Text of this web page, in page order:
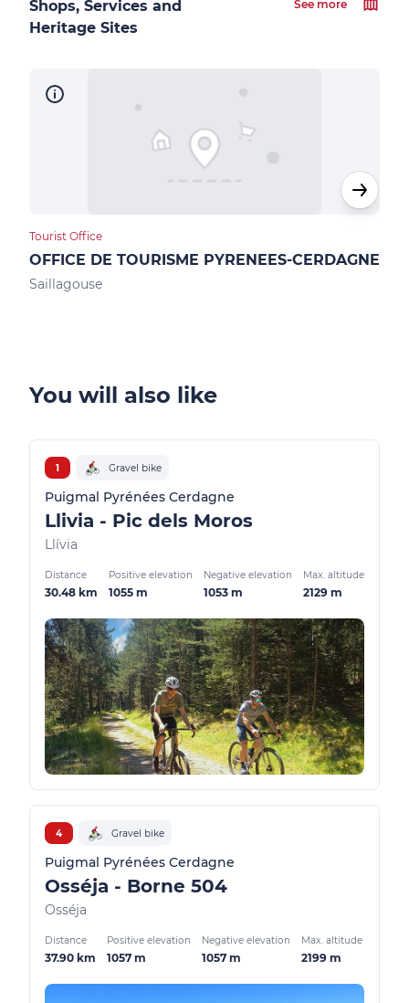
Shops, Services and
Heritage Sites
See more
Tourist Office
OFFICE DE TOURISME PYRENEES-CERDAGNE
Saillagouse
You will also like
1 Gravel bike
Puigmal Pyrénées Cerdagne
Llivia - Pic dels Moros
Llívia
Distance
30.48 km
Positive elevation
1055 m
Negative elevation
1053 m
Max. altitude
2129 m
4 Gravel bike
Puigmal Pyrénées Cerdagne
Osséja - Borne 504
Osséja
Distance
37.90 km
Positive elevation
1057 m
Negative elevation
1057 m
Max. altitude
2199 m